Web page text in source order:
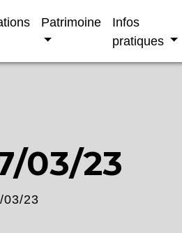
Patrimoine
Infos
pratiques
03/23
03/23